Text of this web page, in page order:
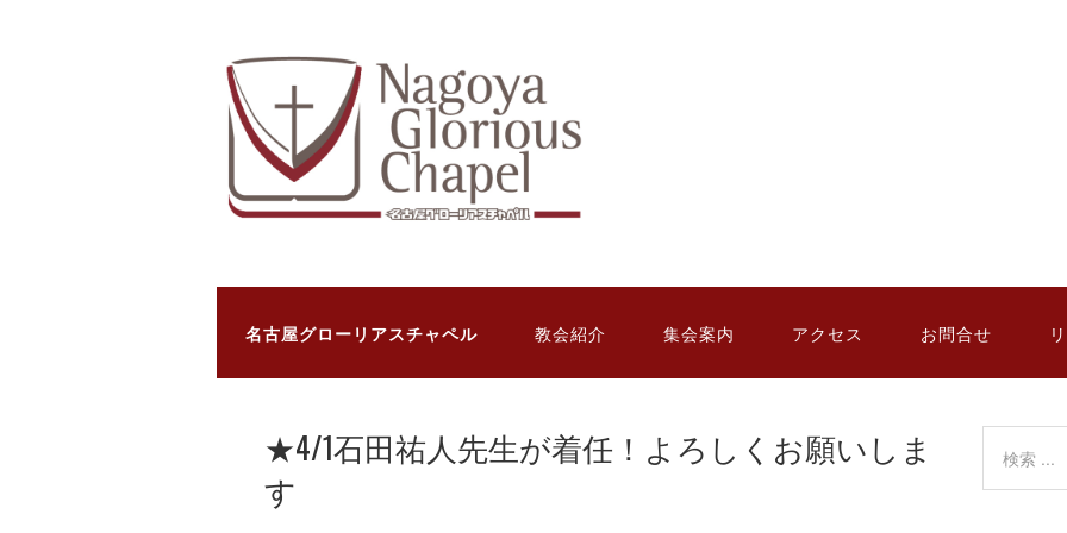
名古屋グローリアスチャペル 教会紹介 集会案内 アクセス お問合せ
★4/1石田祐人先生が着任！よろしくお願いしま
す